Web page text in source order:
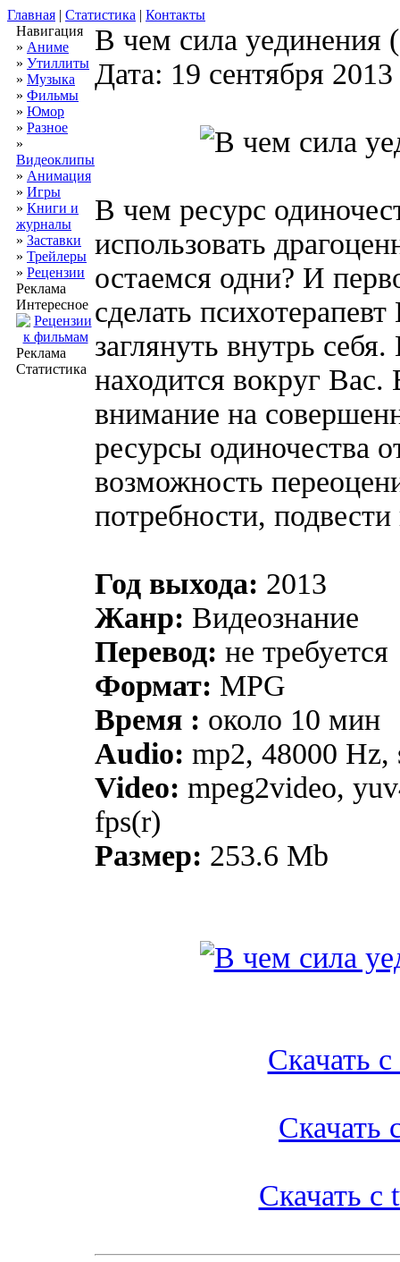
Главная | Статистика | Контакты
Навигация
» Аниме
» Утиллиты
» Музыка
» Фильмы
» Юмор
» Разное
»
Видеоклипы
» Анимация
» Игры
» Книги и
журналы
» Заставки
» Трейлеры
» Рецензии
Реклама
Интересное
Реклама
Статистика
В чем сила уединения
Дата: 19 сентября 2013
В чем ресурс
использовать
остаемся одни? И
сделать
заглянуть внутрь
находится вокруг Вас.
внимание на
ресурсы одиночества
возможность
потребности, подвести
Год выхода: 2013
Жанр: Видеознание
Перевод: не требуется
Формат: MPG
Время : около 10 мин
Audio: mp2, 48000 Hz,
Video: mpeg2video,
fps(r)
Размер: 253.6 Mb
Скачать
Скачать
Скачать с